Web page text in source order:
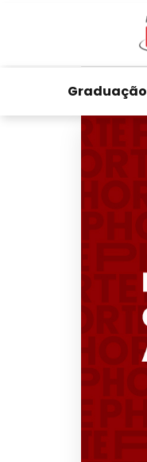
Graduação